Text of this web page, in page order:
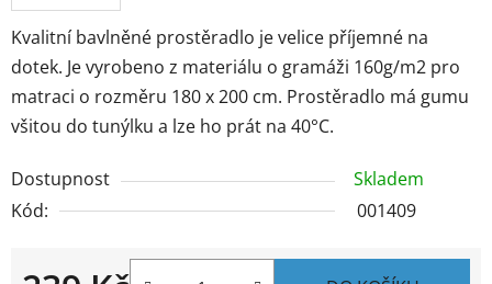
Kvalitní bavlněné prostěradlo je velice příjemné na
dotek. Je vyrobeno z materiálu o gramáži 160g/m2 pro
matraci o rozměru 180 x 200 cm. Prostěradlo má gumu
všitou do tunýlku a lze ho prát na 40°C.
Dostupnost
Skladem
Kód:
001409